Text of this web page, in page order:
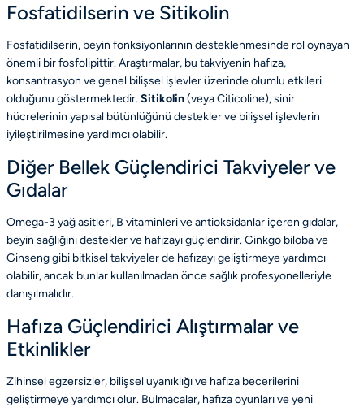
Fosfatidilserin ve Sitikolin
Fosfatidilserin, beyin fonksiyonlarının desteklenmesinde rol oynayan
önemli bir fosfolipittir. Araştırmalar, bu takviyenin hafıza,
konsantrasyon ve genel bilişsel işlevler üzerinde olumlu etkileri
olduğunu göstermektedir.Sitikolin(veya Citicoline), sinir
hücrelerinin yapısal bütünlüğünü destekler ve bilişsel işlevlerin
iyileştirilmesine yardımcı olabilir.
Diğer Bellek Güçlendirici Takviyeler ve
Gıdalar
Omega-3 yağ asitleri, B vitaminleri ve antioksidanlar içeren gıdalar,
beyin sağlığını destekler ve hafızayı güçlendirir. Ginkgo biloba ve
Ginseng gibi bitkisel takviyeler de hafızayı geliştirmeye yardımcı
olabilir, ancak bunlar kullanılmadan önce sağlık profesyonelleriyle
danışılmalıdır.
Hafıza Güçlendirici Alıştırmalar ve
Etkinlikler
Zihinsel egzersizler, bilişsel uyanıklığı ve hafıza becerilerini
geliştirmeye yardımcı olur. Bulmacalar, hafıza oyunları ve yeni